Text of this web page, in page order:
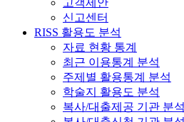
고객제안
신고센터
RISS 활용도 분석
자료 현황 통계
최근 이용통계 분석
주제별 활용통계 분석
학술지 활용도 분석
복사/대출제공 기관 분석